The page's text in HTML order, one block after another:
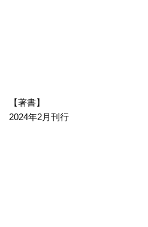
【著書】
2024年2月刊行